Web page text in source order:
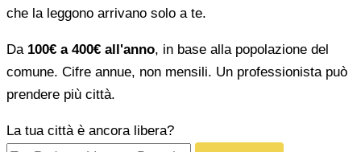
che la leggono arrivano solo a te.
Da 100€ a 400€ all'anno, in base alla popolazione del
comune. Cifre annue, non mensili. Un professionista può
prendere più città.
La tua città è ancora libera?